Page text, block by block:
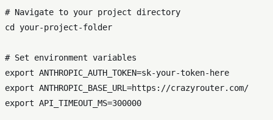
# Navigate to your project directory
cd
your-project-folder
# Set environment variables
export
export
export API_TIMEOUT_MS=300000